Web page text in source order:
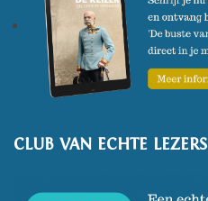
CLUB VAN ECHTE LEZERS